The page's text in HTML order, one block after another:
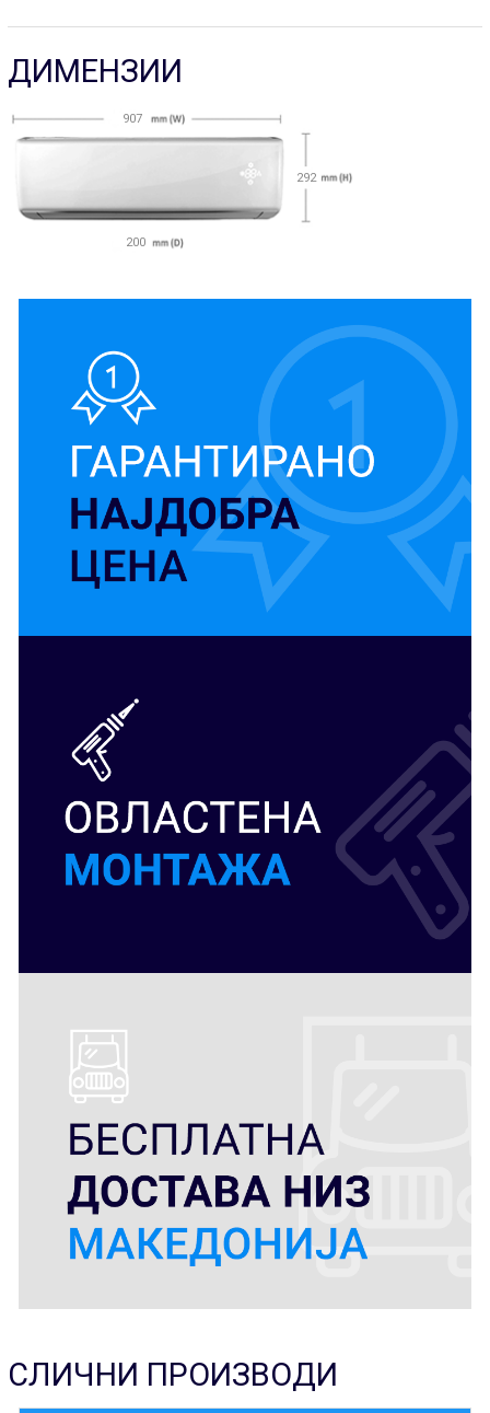
ДИМЕНЗИИ
907
292
200
СЛИЧНИ ПРОИЗВОДИ